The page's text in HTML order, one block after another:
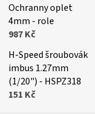
Ochranny oplet
4mm - role
987 Kč
H-Speed šroubovák
imbus 1.27mm
(1/20") - HSPZ318
151 Kč